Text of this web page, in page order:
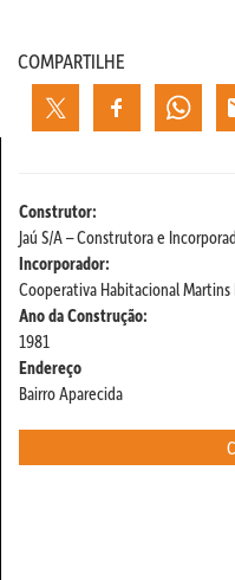
COMPARTILHE
Construtor:
Jaú S/A – Construtora e
Incorporador:
Cooperativa Habitacional Martins
Ano da Construção:
1981
Endereço
Bairro Aparecida